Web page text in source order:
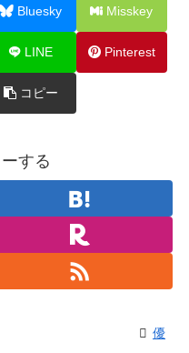
Bluesky Misskey
LINE Pinterest
コピー
する
優